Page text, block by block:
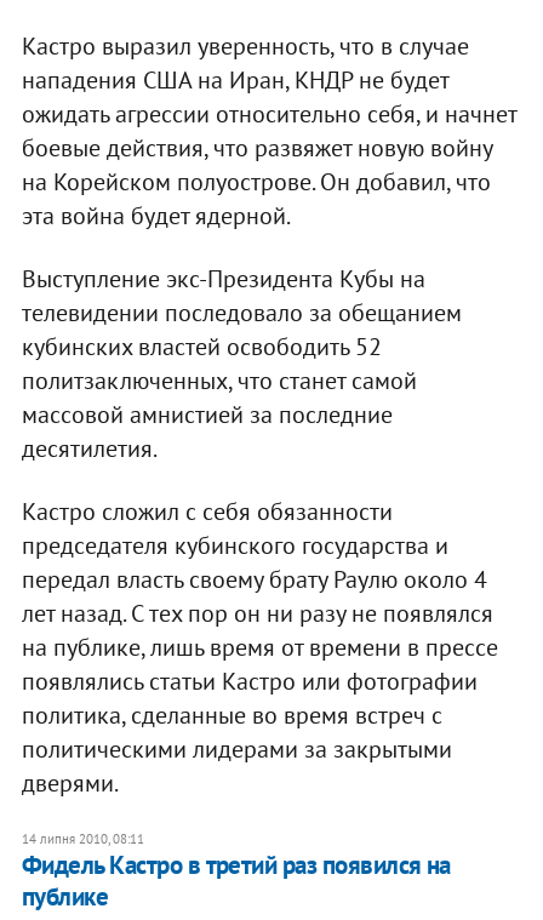
Кастро выразил уверенность, что в случае
нападения США на Иран, КНДР не будет
ожидать агрессии относительно себя, и начнет
боевые действия, что развяжет новую войну
на Корейском полуострове. Он добавил, что
эта война будет ядерной.
Выступление экс-Президента Кубы на
телевидении последовало за обещанием
кубинских властей освободить 52
политзаключенных, что станет самой
массовой амнистией за последние
десятилетия.
Кастро сложил с себя обязанности
председателя кубинского государства и
передал власть своему брату Раулю около 4
лет назад. С тех пор он ни разу не появлялся
на публике, лишь время от времени в прессе
появлялись статьи Кастро или фотографии
политика, сделанные во время встреч с
политическими лидерами за закрытыми
дверями.
14 липня 2010, 08:11
Фидель Кастро в третий раз появился на
публике